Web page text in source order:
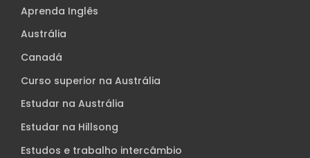
Aprenda Inglês
Austrália
Canadá
Curso superior na Austrália
Estudar na Austrália
Estudar na Hillsong
Estudos e trabalho intercâmbio